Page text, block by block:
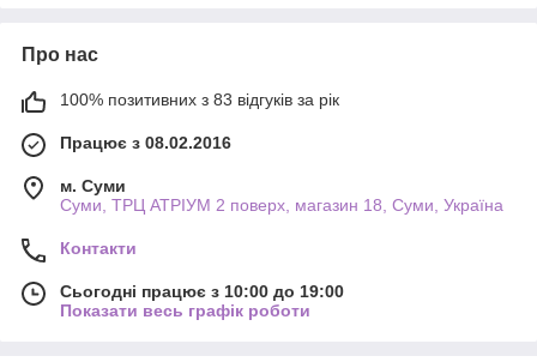
Про нас
100% позитивних з 83 відгуків за рік
Працює з 08.02.2016
м. Суми
Суми, ТРЦ АТРІУМ 2 поверх, магазин 18, Суми, Україна
Контакти
Сьогодні працює з 10:00 до 19:00
Показати весь графік роботи